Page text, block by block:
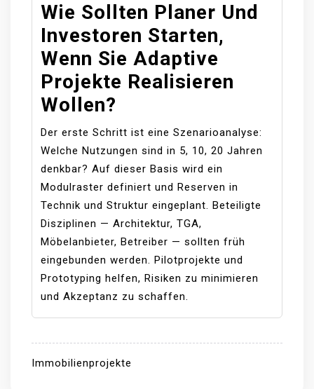
Wie Sollten Planer Und
Investoren Starten,
Wenn Sie Adaptive
Projekte Realisieren
Wollen?
Der erste Schritt ist eine Szenarioanalyse:
Welche Nutzungen sind in 5, 10, 20 Jahren
denkbar? Auf dieser Basis wird ein
Modulraster definiert und Reserven in
Technik und Struktur eingeplant. Beteiligte
Disziplinen — Architektur, TGA,
Möbelanbieter, Betreiber — sollten früh
eingebunden werden. Pilotprojekte und
Prototyping helfen, Risiken zu minimieren
und Akzeptanz zu schaffen.
Immobilienprojekte